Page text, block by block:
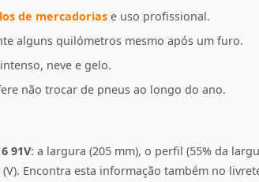
de mercadorias e uso profissional.
alguns quilómetros mesmo após um furo.
neve e gelo.
não trocar de pneus ao longo do ano.
91V: a largura (205 mm), o perfil (55% da
Encontra esta informação também no